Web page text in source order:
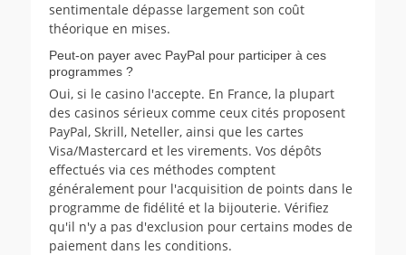
sentimentale dépasse largement son coût
théorique en mises.
Peut-on payer avec PayPal pour participer à ces
programmes ?
Oui, si le casino l'accepte. En France, la plupart
des casinos sérieux comme ceux cités proposent
PayPal, Skrill, Neteller, ainsi que les cartes
Visa/Mastercard et les virements. Vos dépôts
effectués via ces méthodes comptent
généralement pour l'acquisition de points dans le
programme de fidélité et la bijouterie. Vérifiez
qu'il n'y a pas d'exclusion pour certains modes de
paiement dans les conditions.